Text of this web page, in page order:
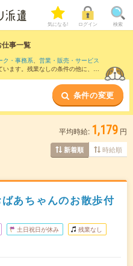
気になる! ログイン 検索
事一覧
ク・事務系、 営業・販売・サービス
ます。残業なしの条件の他に、 交
条件の変更
平均時給: 1,179 円
新着順 時給順
あちゃんのお散歩付
土日祝日が休み 残業なし